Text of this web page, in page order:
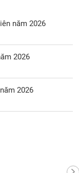
năm 2026
2026
2026